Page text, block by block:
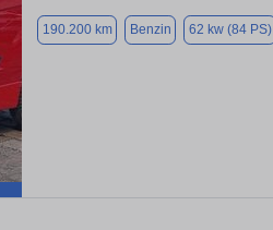
190.200 km Benzin 62 kw (84 PS)